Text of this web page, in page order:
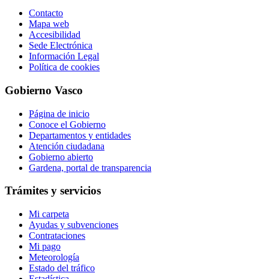
Contacto
Mapa web
Accesibilidad
Sede Electrónica
Información Legal
Política de cookies
Gobierno Vasco
Página de inicio
Conoce el Gobierno
Departamentos y entidades
Atención ciudadana
Gobierno abierto
Gardena, portal de transparencia
Trámites y servicios
Mi carpeta
Ayudas y subvenciones
Contrataciones
Mi pago
Meteorología
Estado del tráfico